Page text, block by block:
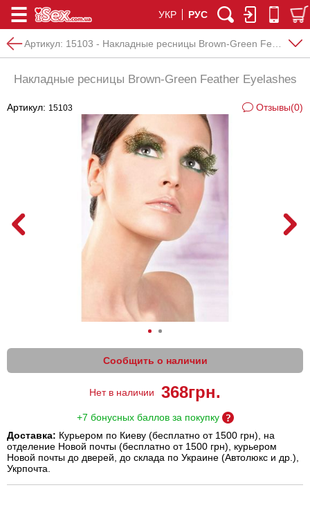
УКР РУС
Артикул: 15103 - Накладные ресницы Brown-Green Feather Eyelashes
Накладные ресницы Brown-Green Feather Eyelashes
Артикул: 15103 Отзывы(0)
Сообщить о наличии
Нет в наличии 368грн.
+7 бонусных баллов за покупку
Доставка: Курьером по Киеву (бесплатно от 1500 грн), на
отделение Новой почты (бесплатно от 1500 грн), курьером
Новой почты до дверей, до склада по Украине (Автолюкс и др.),
Укрпочта.